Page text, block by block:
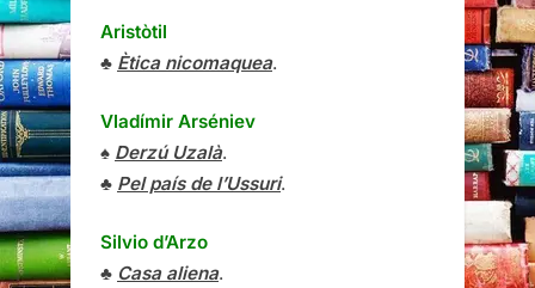
Aristòtil
♣ Ètica nicomaquea.
Vladímir Arséniev
♠ Derzú Uzalà.
♣ Pel país de l’Ussuri.
Silvio d’Arzo
♣ Casa aliena.